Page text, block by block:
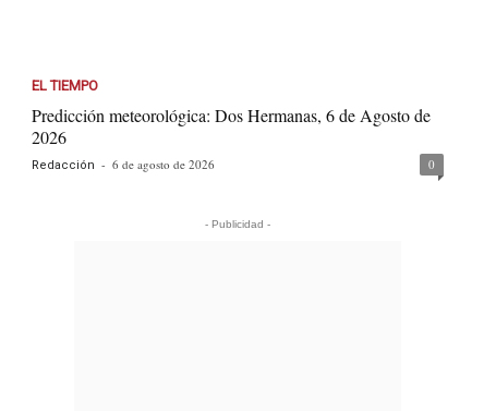
EL TIEMPO
Predicción meteorológica: Dos Hermanas, 6 de Agosto de
2026
Redacción - 6 de agosto de 2026 0
- Publicidad -